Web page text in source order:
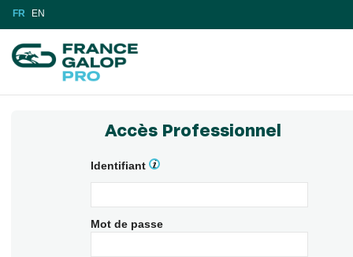
FR EN
Accès Professionnel
Identifiant
Mot de passe